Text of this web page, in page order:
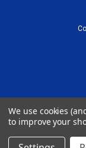
We use cookies
to improve your